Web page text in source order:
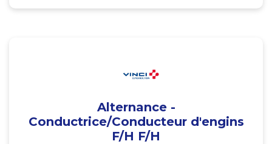
Alternance -
Conductrice/Conducteur d'engins
F/H F/H